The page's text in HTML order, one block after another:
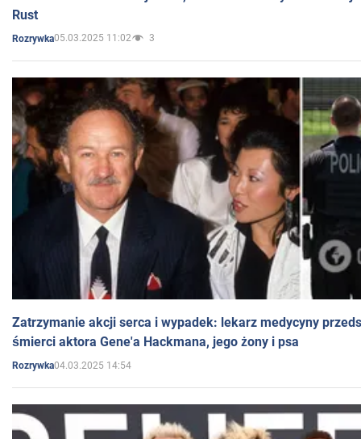
Rust
Rozrywka05.03.2025 11:02 3
Zatrzymanie akcji serca i wypadek: lekarz medycyny
śmierci aktora Gene'a Hackmana, jego żony i psa
Rozrywka04.03.2025 14:54